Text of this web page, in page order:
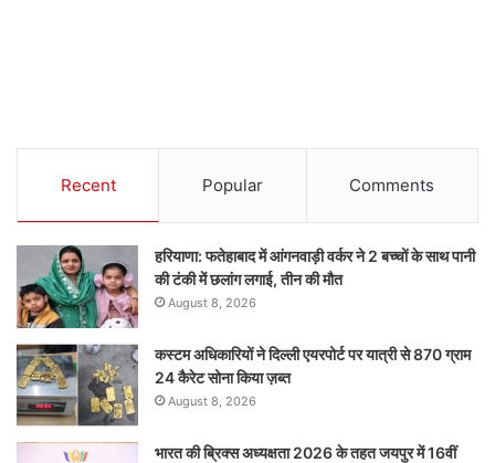
Recent Popular Comments
हरियाणा: फतेहाबाद में आंगनवाड़ी वर्कर ने 2 बच्चों के साथ पानी
की टंकी में छलांग लगाई, तीन की मौत
August 8, 2026
कस्टम अधिकारियों ने दिल्ली एयरपोर्ट पर यात्री से 870 ग्राम
24 कैरेट सोना किया ज़ब्त
August 8, 2026
भारत की ब्रिक्‍स अध्यक्षता 2026 के तहत जयपुर में 16वीं